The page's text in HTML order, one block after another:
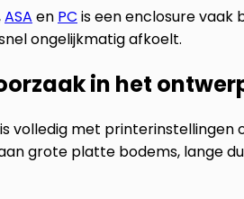
ASA en PC is een enclosure vaak
ongelijkmatig afkoelt.
in het
volledig met printerinstellingen
grote platte bodems, lange